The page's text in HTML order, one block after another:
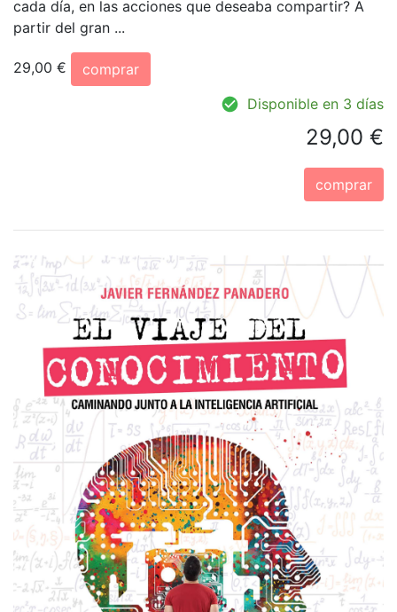
cada día, en las acciones que deseaba compartir? A
partir del gran ...
29,00 €
comprar
Disponible en 3 días
29,00 €
comprar